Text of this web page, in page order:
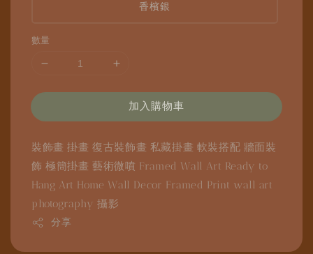
香檳銀
數量
加入購物車
裝飾畫掛畫復古裝飾畫 私藏掛畫 軟裝搭配 牆面裝
飾極簡掛畫藝術微噴 Framed Wall Art Ready to
Hang Art Home Wall Decor Framed Print wall art
photography攝影
分享